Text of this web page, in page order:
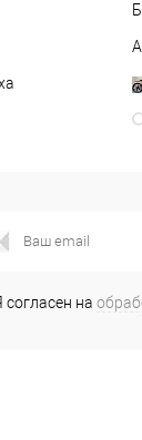
согласен на